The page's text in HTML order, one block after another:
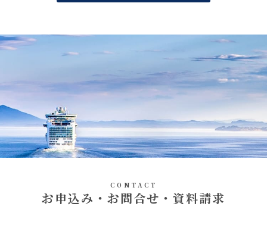
CONTACT
お申込み・お問合せ・資料請求